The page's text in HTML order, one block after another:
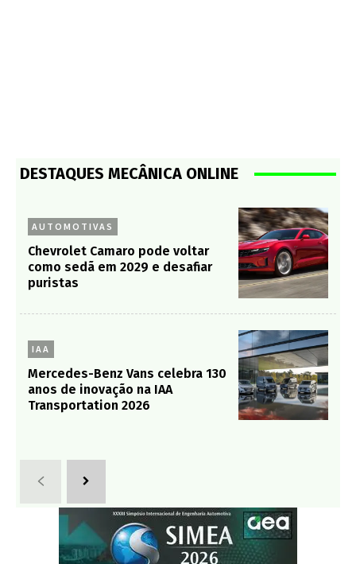
DESTAQUES MECÂNICA ONLINE
AUTOMOTIVAS
Chevrolet Camaro pode voltar
como sedã em 2029 e desafiar
puristas
IAA
Mercedes-Benz Vans celebra 130
anos de inovação na IAA
Transportation 2026